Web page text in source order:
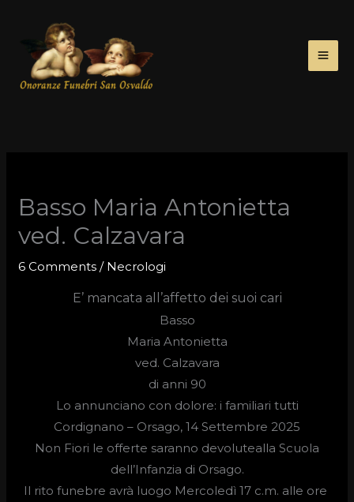
content
Basso Maria Antonietta
ved. Calzavara
6 Comments / Necrologi
E’ mancata all’affetto dei suoi cari
Basso
Maria Antonietta
ved. Calzavara
di anni 90
Lo annunciano con dolore: i familiari tutti
Cordignano – Orsago, 14 Settembre 2025
Non Fiori le offerte saranno devolutealla Scuola
dell’Infanzia di Orsago.
Il rito funebre avrà luogo Mercoledì 17 c.m. alle ore